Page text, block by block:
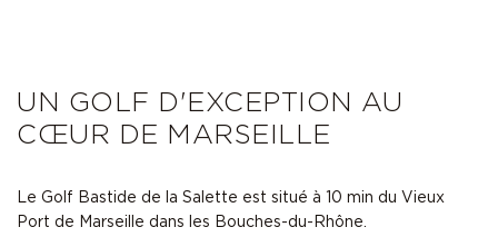
UN GOLF D'EXCEPTION AU
CŒUR DE MARSEILLE
Le Golf Bastide de la Salette est situé à 10 min du Vieux
Port de Marseille dans les Bouches-du-Rhône.